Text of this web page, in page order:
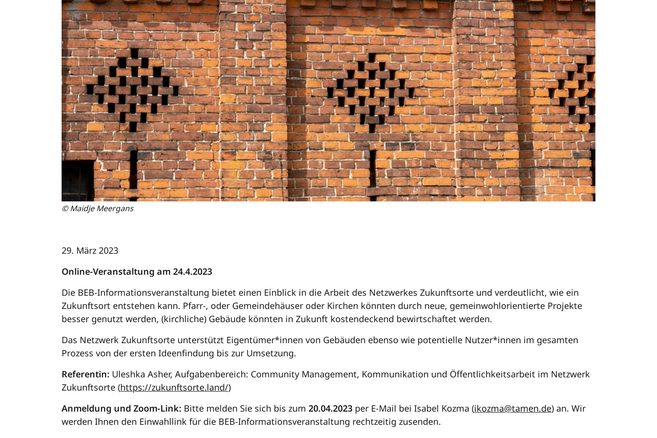
© Maidje Meergans
29. März 2023
Online-Veranstaltung am 24.4.2023
Die BEB-Informationsveranstaltung bietet einen Einblick in die Arbeit des Netzwerkes Zukunftsorte und verdeutlicht, wie ein
Zukunftsort entstehen kann. Pfarr-, oder Gemeindehäuser oder Kirchen könnten durch neue, gemeinwohlorientierte Projekte
besser genutzt werden, (kirchliche) Gebäude könnten in Zukunft kostendeckend bewirtschaftet werden.
Das Netzwerk Zukunftsorte unterstützt Eigentümer*innen von Gebäuden ebenso wie potentielle Nutzer*innen im gesamten
Prozess von der ersten Ideenfindung bis zur Umsetzung.
Referentin: Uleshka Asher, Aufgabenbereich: Community Management, Kommunikation und Öffentlichkeitsarbeit im Netzwerk
Zukunftsorte (https://zukunftsorte.land/)
Anmeldung und Zoom-Link: Bitte melden Sie sich bis zum 20.04.2023 per E-Mail bei Isabel Kozma (ikozma@tamen.de) an. Wir
werden Ihnen den Einwahllink für die BEB-Informationsveranstaltung rechtzeitig zusenden.